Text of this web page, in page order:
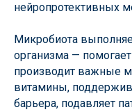
нейропротективных
Микробиота
организма —
производит важные
витамины,
барьера, подавляет